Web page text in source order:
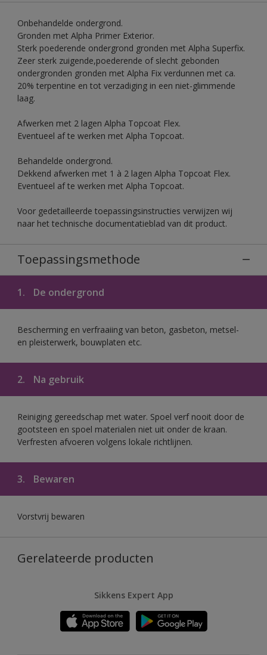
Onbehandelde ondergrond.
Gronden met Alpha Primer Exterior.
Sterk poederende ondergrond gronden met Alpha Superfix.
Zeer sterk zuigende,poederende of slecht gebonden
ondergronden gronden met Alpha Fix verdunnen met ca.
20% terpentine en tot verzadiging in een niet-glimmende
laag.
Afwerken met 2 lagen Alpha Topcoat Flex.
Eventueel af te werken met Alpha Topcoat.
Behandelde ondergrond.
Dekkend afwerken met 1 à 2 lagen Alpha Topcoat Flex.
Eventueel af te werken met Alpha Topcoat.
Voor gedetailleerde toepassingsinstructies verwijzen wij
naar het technische documentatieblad van dit product.
Toepassingsmethode
1. De ondergrond
Bescherming en verfraaiing van beton, gasbeton, metsel-
en pleisterwerk, bouwplaten etc.
2. Na gebruik
Reiniging gereedschap met water. Spoel verf nooit door de
gootsteen en spoel materialen niet uit onder de kraan.
Verfresten afvoeren volgens lokale richtlijnen.
3. Bewaren
Vorstvrij bewaren
Gerelateerde producten
Sikkens Expert App